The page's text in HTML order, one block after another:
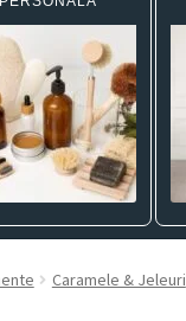
Caramele & Jeleuri